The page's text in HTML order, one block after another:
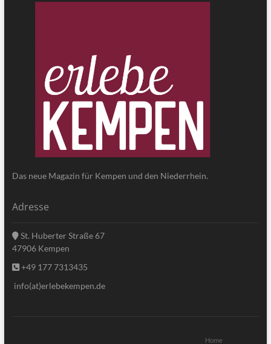
Das neue Magazin für Kempen und den Niederrhein.
Adresse
St. Huberter Straße 67
47906 Kempen
+49 177 7313435
info(at)erlebekempen.de
Home